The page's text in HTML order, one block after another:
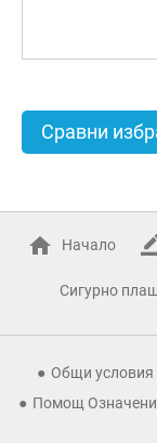
Сравни
Начало
Сигурно
Общи условия
Помощ